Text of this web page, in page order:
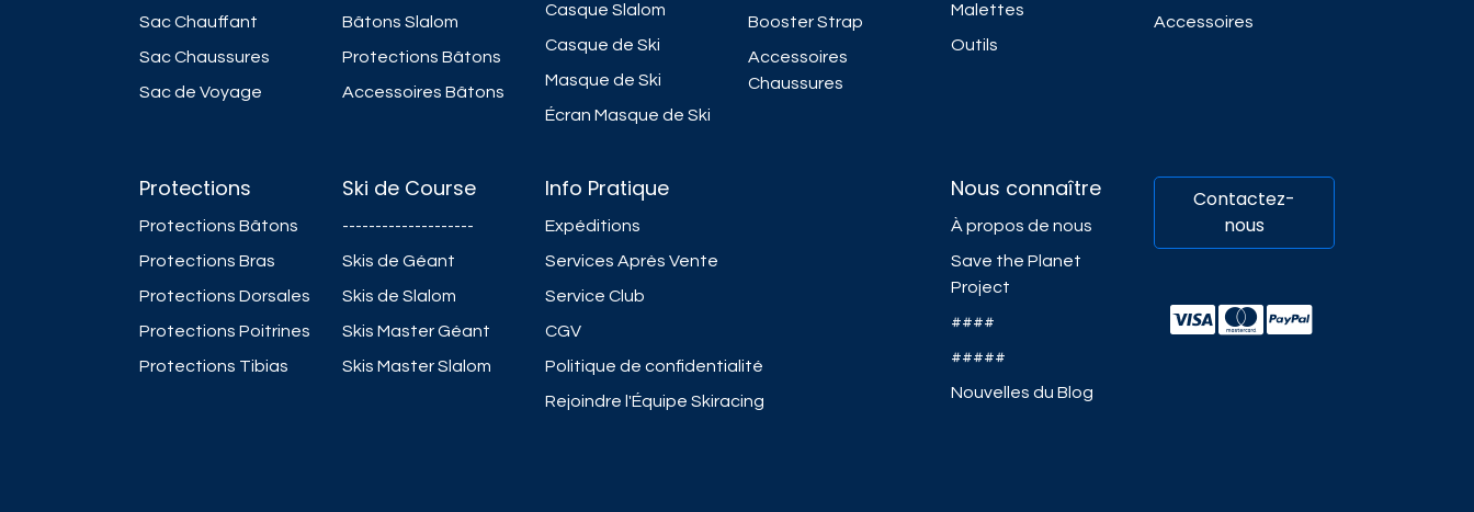
Protections
Protections Bâtons
Protections Bras
Protections Dorsales
Protections Poitrines
Protections Tibias
Ski de Course
--------------------
Skis de Géant
Skis de Slalom
Skis Master Géant
Skis Master Slalom
Nous connaître
À propos de nous
Save the Planet
Project
####
#####
Nouvelles du Blog
Info Pratique
Expéditions
Services Après Vente
Service Club
CGV
Politique de confidentialité
Rejoindre l'Équipe Skiracing
Contactez-
nous
Sac Chauffant
Sac Chaussures
Sac de Voyage
Bâtons Slalom
Protections Bâtons
Accessoires Bâtons
Casque Slalom
Casque de Ski
Masque de Ski
Écran Masque de Ski
Booster Strap
Accessoires
Chaussures
Malettes
Outils
Accessoires